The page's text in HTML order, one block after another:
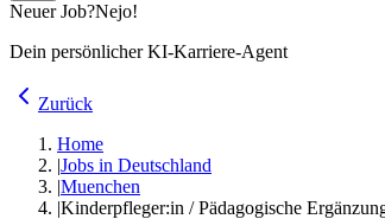
Neuer Job?Nejo!
Dein persönlicher KI-Karriere-Agent
Zurück
Home
|Jobs in Deutschland
|Muenchen
|Kinderpfleger:in / Pädagogische